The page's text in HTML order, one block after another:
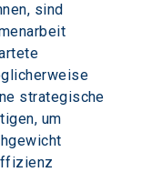
sind
strategische
um